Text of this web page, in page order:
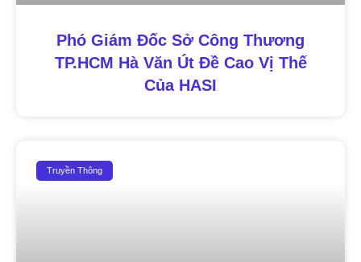
Phó Giám Đốc Sở Công Thương
TP.HCM Hà Văn Út Đề Cao Vị Thế
Của HASI
Truyền Thông